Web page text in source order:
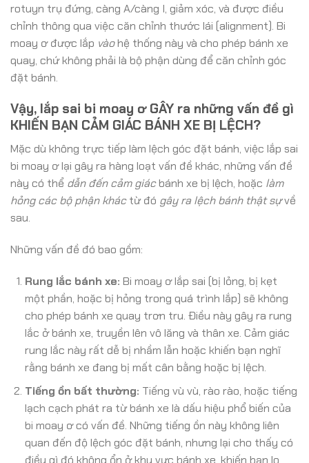
rotuyn trụ đứng, càng A/càng I, giảm xóc, và được điều
chỉnh thông qua việc căn chỉnh thước lái (alignment). Bi
moay ơ được lắp vàohệ thống này và cho phép bánh xe
quay, chứ không phải là bộ phận dùng để căn chỉnh góc
đặt bánh.
Vậy, lắp sai bi moay ơ GÂY ra những vấn đề gì
KHIẾN BẠN CẢM GIÁC BÁNH XE BỊ LỆCH?
Mặc dù không trực tiếp làm lệch góc đặt bánh, việc lắp sai
bi moay ơ lại gây ra hàng loạt vấn đề khác, những vấn đề
này có thể dẫn đến cảm giácbánh xe bị lệch, hoặc làm
hỏng các bộ phận kháctừ đó gây ra lệch bánh thật sựvề
sau.
Những vấn đề đó bao gồm:
Rung lắc bánh xe: Bi moay ơ lắp sai (bị lỏng, bị kẹt
một phần, hoặc bị hỏng trong quá trình lắp) sẽ không
cho phép bánh xe quay trơn tru. Điều này gây ra rung
lắc ở bánh xe, truyền lên vô lăng và thân xe. Cảm giác
rung lắc này rất dễ bị nhầm lẫn hoặc khiến bạn nghĩ
rằng bánh xe đang bị mất cân bằng hoặc bị lệch.
Tiếng ồn bất thường: Tiếng vù vù, rào rào, hoặc tiếng
lạch cạch phát ra từ bánh xe là dấu hiệu phổ biến của
bi moay ơ có vấn đề. Những tiếng ồn này không liên
quan đến độ lệch góc đặt bánh, nhưng lại cho thấy có
điều gì đó không ổn ở khu vực bánh xe, khiến bạn lo